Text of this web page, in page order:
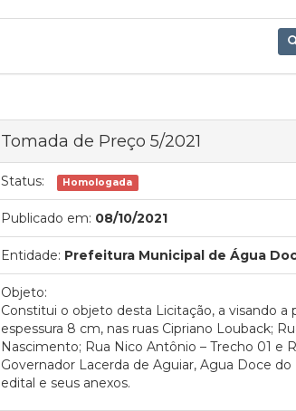
Tomada de Preço 5/2021
Status: Homologada
Publicado em: 08/10/2021
Entidade: Prefeitura Municipal de Água
Objeto:
Constitui o objeto desta Licitação, a visando
espessura 8 cm, nas ruas Cipriano Louback;
Nascimento; Rua Nico Antônio – Trecho 01 e
Governador Lacerda de Aguiar, Agua Doce do
edital e seus anexos.